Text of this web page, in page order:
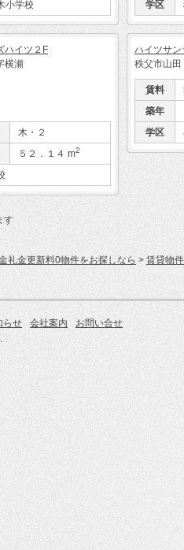
小学校
学区
ハイツ２F
横瀬
木・２
５２．１４ m2
ハイツサン
秩父市山田
賃料
築年
学区
す
礼金更新料0物件をお探しなら > 賃貸物件
らせ 会社案内
お問い合せ